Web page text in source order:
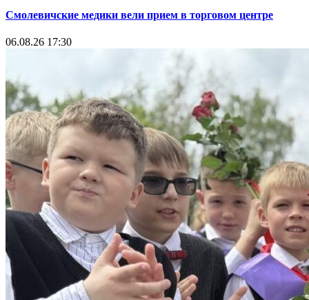
Смолевичские медики вели прием в торговом центре
06.08.26 17:30